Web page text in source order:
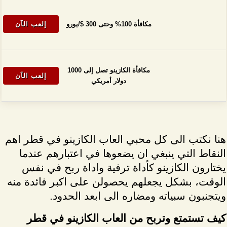
مكافأة 100% وحتى 300 $/يورو إلعب الآن
مكافأة الكازينو تصل إلى 1000
دولار أمريكي
إلعب الآن
هنا نكتب الى كل محبي العاب الكازينو في قطر اهم
النقاط التي ينبغي ان يضعوها في اعتبارهم عندما
يختارون الكازينو كأداة ترفية واداة ربح في نفس
الوقت، بشكل يجعلهم يحصولن على اكبر فائدة منه
ويتجنبون سبياته ومضاره الى ابعد الحدود.
كيف تستمتع وتربح من العاب الكازينو في قطر